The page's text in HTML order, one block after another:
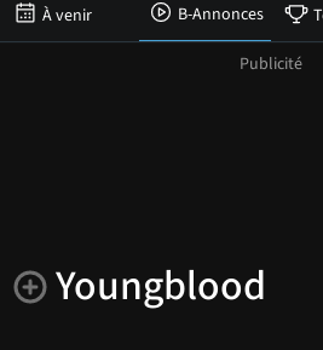
À venir B-Annonces
Youngblood